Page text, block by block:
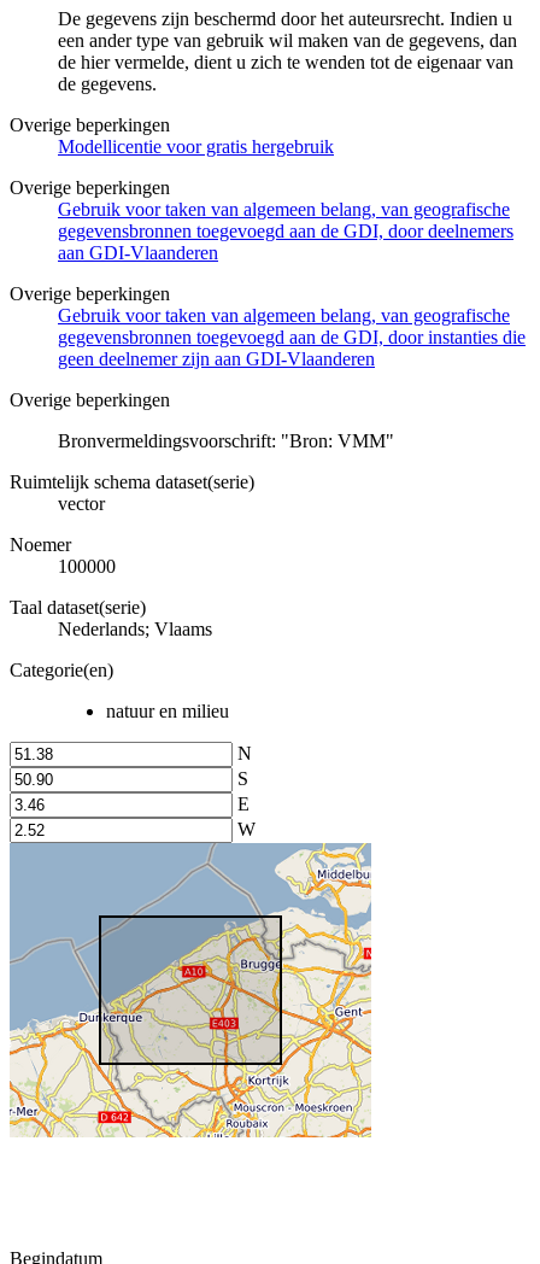
De gegevens zijn beschermd door het auteursrecht. Indien u
een ander type van gebruik wil maken van de gegevens, dan
de hier vermelde, dient u zich te wenden tot de eigenaar van
de gegevens.
Overige beperkingen
Modellicentie voor gratis hergebruik
Overige beperkingen
Gebruik voor taken van algemeen belang, van geografische
gegevensbronnen toegevoegd aan de GDI, door deelnemers
aan GDI-Vlaanderen
Overige beperkingen
Gebruik voor taken van algemeen belang, van geografische
gegevensbronnen toegevoegd aan de GDI, door instanties die
geen deelnemer zijn aan GDI-Vlaanderen
Overige beperkingen
Bronvermeldingsvoorschrift: "Bron: VMM"
Ruimtelijk schema dataset(serie)
vector
Noemer
100000
Taal dataset(serie)
Nederlands; Vlaams
Categorie(en)
natuur en milieu
N
S
E
W
Begindatum